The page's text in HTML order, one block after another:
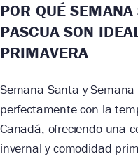
POR QUÉ
PASCUA SON
PRIMAVERA
Semana Santa y
perfectamente con la
Canadá, ofreciendo una
invernal y comodidad